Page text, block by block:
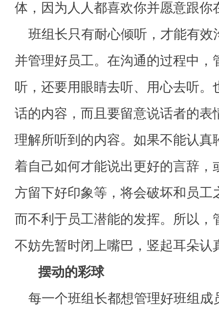
体，因为人人都喜欢你并愿意跟你
班组长只有耐心倾听，才能有
并管理好员工。在沟通的过程中，
听，还要用眼睛去听、用心去听。
话的内容，而且要留意说话者的表
理解所听到的内容。如果不能认真
着自己如何才能说出更好的言辞，
方留下好印象等，将会破坏和员工
而不利于员工潜能的发挥。所以，
不妨先暂时闭上嘴巴，竖起耳朵认
摆动的彩球
每一个班组长都想管理好班组